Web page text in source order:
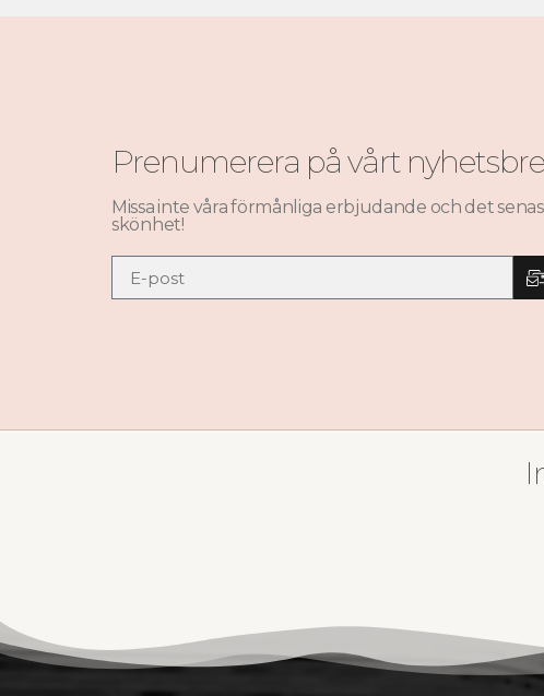
Prenumerera på vårt
Missa inte våra förmånliga erbjudande och det
skönhet!